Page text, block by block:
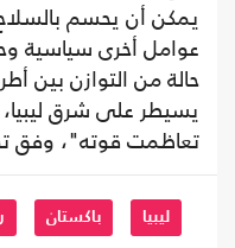
يمكن أن يحسم
عوامل أخرى سياسية
حالة من التوازن بين
يسيطر على شرق ليبيا،
تعاظمت قوته"، وفق
ليبيا باكستان